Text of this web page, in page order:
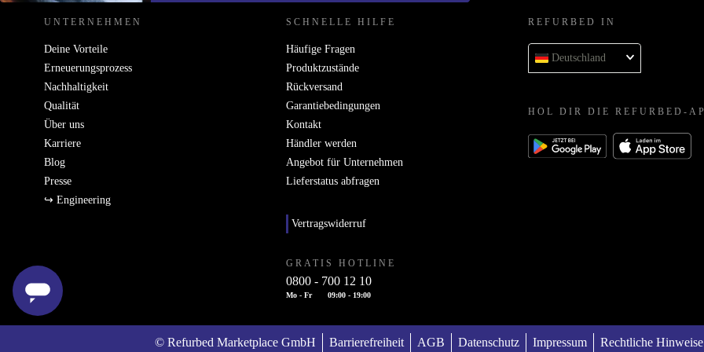
UNTERNEHMEN
Deine Vorteile
Erneuerungsprozess
Nachhaltigkeit
Qualität
Über uns
Karriere
Blog
Presse
↪ Engineering
SCHNELLE HILFE
Häufige Fragen
Produktzustände
Rückversand
Garantiebedingungen
Kontakt
Händler werden
Angebot für Unternehmen
Lieferstatus abfragen
Vertragswiderruf
GRATIS HOTLINE
0800 - 700 12 10
Mo - Fr 09:00 - 19:00
REFURBED IN
Deutschland
HOL DIR DIE REFURBED-
© Refurbed Marketplace GmbH Barrierefreiheit AGB Datenschutz Impressum Rechtliche Hinweise